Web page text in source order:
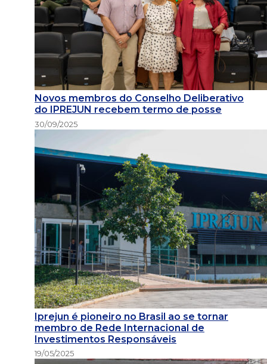
Novos membros do Conselho Deliberativo
do IPREJUN recebem termo de posse
30/09/2025
Iprejun é pioneiro no Brasil ao se tornar
membro de Rede Internacional de
Investimentos Responsáveis
19/05/2025